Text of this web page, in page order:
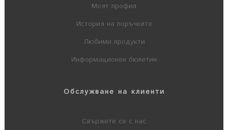
Моят профил
История на поръчките
Любими продукти
Информационен бюлетин
Обслужване на клиенти
Свържете се с нас